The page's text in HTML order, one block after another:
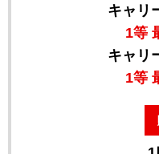
キャリ
1等
キャリ
1等